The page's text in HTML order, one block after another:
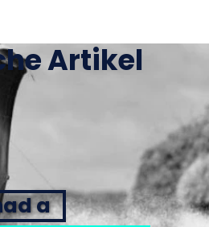
Artikel
a